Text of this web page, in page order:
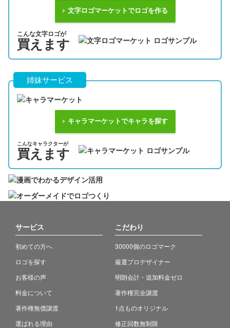
文字ロゴマーケットでロゴを作る
こんな文字ロゴが
買えます
姉妹サービス
キャラマーケットでキャラを探す
こんなキャラクターが
買えます
サービス
初めての方へ
ロゴを探す
お客様の声
料金について
著作権無償譲渡
選ばれる理由
こだわり
30000個のロゴマーク
厳選プロデザイナー
明朗会計・追加料金ゼロ
著作権完全譲渡
1点ものオリジナル
修正回数無制限